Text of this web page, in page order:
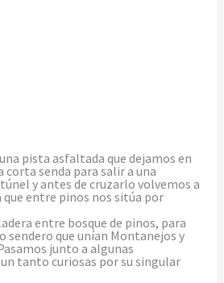
pista asfaltada que dejamos en
senda para salir a una
y antes de cruzarlo volvemos a
entre pinos nos sitúa por
entre bosque de pinos, para
sendero que unían Montanejos y
junto a algunas
tanto curiosas por su singular